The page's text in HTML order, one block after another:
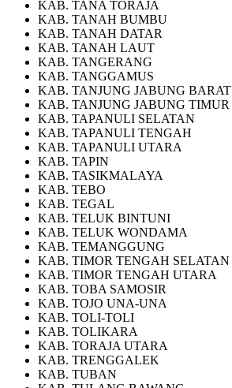
KAB. TANA TORAJA
KAB. TANAH BUMBU
KAB. TANAH DATAR
KAB. TANAH LAUT
KAB. TANGERANG
KAB. TANGGAMUS
KAB. TANJUNG JABUNG BARAT
KAB. TANJUNG JABUNG TIMUR
KAB. TAPANULI SELATAN
KAB. TAPANULI TENGAH
KAB. TAPANULI UTARA
KAB. TAPIN
KAB. TASIKMALAYA
KAB. TEBO
KAB. TEGAL
KAB. TELUK BINTUNI
KAB. TELUK WONDAMA
KAB. TEMANGGUNG
KAB. TIMOR TENGAH SELATAN
KAB. TIMOR TENGAH UTARA
KAB. TOBA SAMOSIR
KAB. TOJO UNA-UNA
KAB. TOLI-TOLI
KAB. TOLIKARA
KAB. TORAJA UTARA
KAB. TRENGGALEK
KAB. TUBAN